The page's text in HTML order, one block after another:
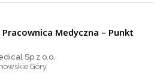
Medyczna – Punkt
Sp z o.o.
Góry